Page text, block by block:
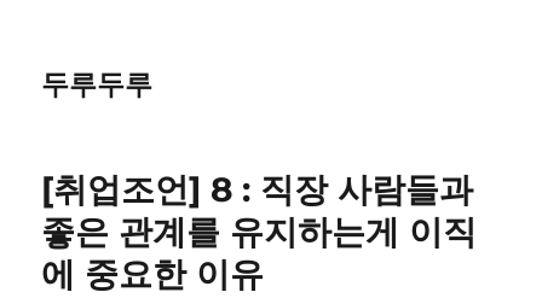
두루두루
[취업조언] 8 : 직장 사람들과
좋은 관계를 유지하는게 이직
에 중요한 이유